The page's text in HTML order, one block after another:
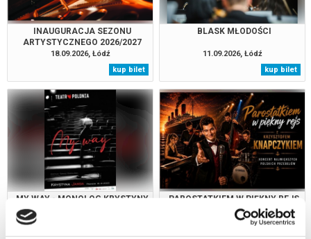
INAUGURACJA SEZONU
ARTYSTYCZNEGO 2026/2027
18.09.2026, Łódź
kup bilet
BLASK MŁODOŚCI
11.09.2026, Łódź
kup bilet
MY WAY - MONOLOG KRYSTYNY
PAROSTATKIEM W PIĘKNY REJS
Z KRZYSZTOFEM KNAPCZYKIEM
14.10.2028, Gdańsk